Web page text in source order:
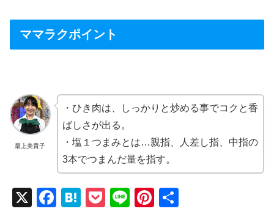
ママラクポイント
最上美貴子
・ひき肉は、しっかりと炒める事でコクと香
ばしさが出る。
・塩１つまみとは…親指、人差し指、中指の
3本でつまんだ量を指す。
X
F
H
P
Li
Pi